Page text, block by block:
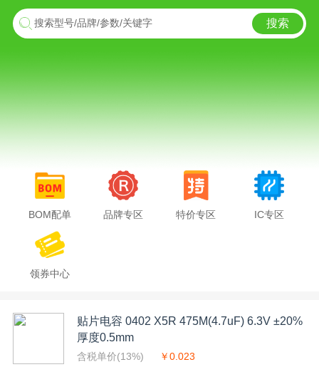
搜索型号/品牌/参数/关键字 搜索
BOM配单 品牌专区 特价专区 IC专区
领券中心
贴片电容 0402 X5R 475M(4.7uF) 6.3V ±20%
厚度0.5mm
含税单价(13%) ￥0.023